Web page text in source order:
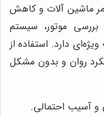
ماشین آلات و کاهش
موتور، سیستم
دارد. استفاده از
روان و بدون مشکل
و آسیب احتمالی.